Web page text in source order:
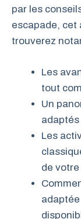
par les
escapade, cet
trouverez
Les
tout
Un
Les
de